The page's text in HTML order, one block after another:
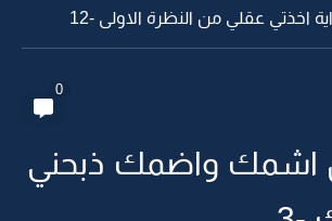
اخذتي عقلي من النظرة الاولى -11
0
اشمك واضمك ذبحني